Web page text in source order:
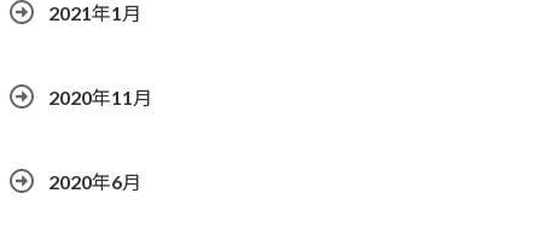
2021年1月
2020年11月
2020年6月